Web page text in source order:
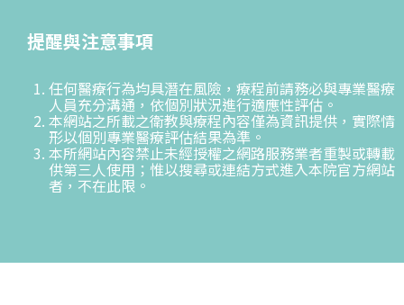
提醒與注意事項
任何醫療行為均具潛在風險，療程前請務必與專業醫療
人員充分溝通，依個別狀況進行適應性評估。
本網站之所載之衛教與療程內容僅為資訊提供，實際情
形以個別專業醫療評估結果為準。
本所網站內容禁止未經授權之網路服務業者重製或轉載
供第三人使用；惟以搜尋或連結方式進入本院官方網站
者，不在此限。